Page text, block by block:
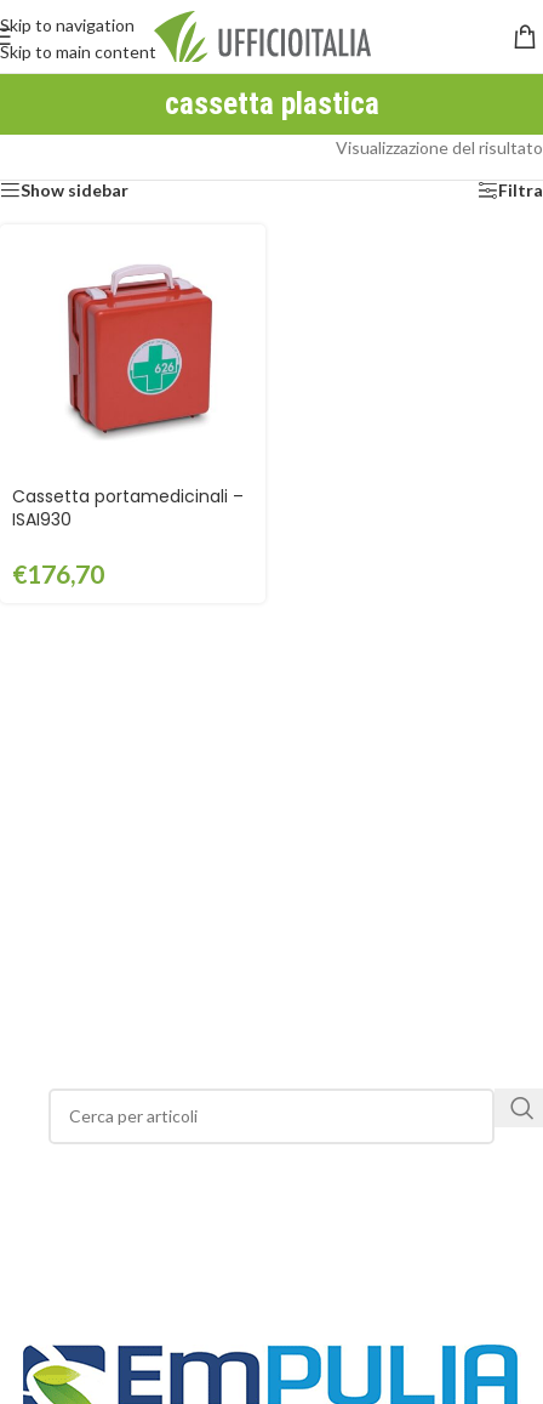
Skip to navigation
Skip to main content
cassetta plastica
Visualizzazione del risultato
Show sidebar Filtra
Cassetta portamedicinali –
ISAI930
€176,70